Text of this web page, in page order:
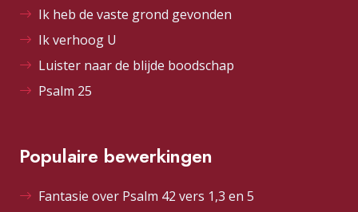
Ik heb de vaste grond gevonden
Ik verhoog U
Luister naar de blijde boodschap
Psalm 25
Populaire bewerkingen
Fantasie over Psalm 42 vers 1,3 en 5